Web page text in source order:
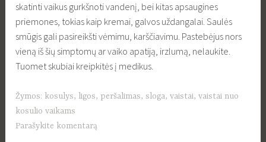
skatinti vaikus gurkšnoti vandenį, bei kitas apsaugines
priemones, tokias kaip kremai, galvos uždangalai. Saulės
smūgis gali pasireikšti vėmimu, karščiavimu. Pastebėjus nors
vieną iš šių simptomų ar vaiko apatiją, irzlumą, nelaukite.
Tuomet skubiai kreipkitės į medikus.
Žymos: kosulys, ligos, peršalimas,sloga,vaistai,vaistai nuo
kosulio vaikams
Parašykite komentarą